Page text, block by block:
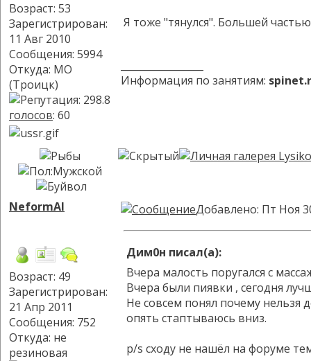
Возраст: 53
Зарегистрирован:
11 Авг 2010
Сообщения: 5994
Откуда: МО
(Троицк)
голосов: 60
Я тоже "тянулся". Большей
Информация по занятиям:
NeformAl
Возраст: 49
Зарегистрирован:
21 Апр 2011
Сообщения: 752
Откуда: не
резиновая
Добавлено: Пт Ноя
Дим0н писал(а):
Вчера малость поругался с
Вчера были пиявки , сегодня
Не совсем понял почему нельзя
опять стаптываюсь вниз.
p/s сходу не нашёл на форуме